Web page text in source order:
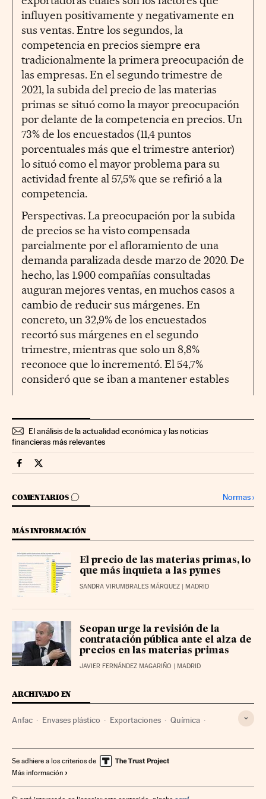
influyen positivamente y negativamente en
sus ventas. Entre los segundos, la
competencia en precios siempre era
tradicionalmente la primera preocupación de
las empresas. En el segundo trimestre de
2021, la subida del precio de las materias
primas se situó como la mayor preocupación
por delante de la competencia en precios. Un
73% de los encuestados (11,4 puntos
porcentuales más que el trimestre anterior)
lo situó como el mayor problema para su
actividad frente al 57,5% que se refirió a la
competencia.
Perspectivas. La preocupación por la subida
de precios se ha visto compensada
parcialmente por el afloramiento de una
demanda paralizada desde marzo de 2020. De
hecho, las 1.900 compañías consultadas
auguran mejores ventas, en muchos casos a
cambio de reducir sus márgenes. En
concreto, un 32,9% de los encuestados
recortó sus márgenes en el segundo
trimestre, mientras que solo un 8,8%
reconoce que lo incrementó. El 54,7%
consideró que se iban a mantener estables
El análisis de la actualidad económica y las noticias
financieras más relevantes
Companias Cinco Días en Facebook
Companias Cinco Días en Twitter
COMENTARIOS
IR A LOS COMENTARIOS Normas›
MÁS INFORMACIÓN
El precio de las materias primas, lo
que más inquieta a las pymes
SANDRA VIRUMBRALES MÁRQUEZ | MADRID
Seopan urge la revisión de la
contratación pública ante el alza de
precios en las materias primas
JAVIER FERNÁNDEZ MAGARIÑO | MADRID
ARCHIVADO EN
Anfac Envases plástico Exportaciones Química
Organizaciones empresariales Fabricantes automóviles
Se adhiere a los criterios de
Más información